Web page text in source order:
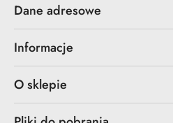
Dane adresowe
Informacje
O sklepie